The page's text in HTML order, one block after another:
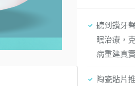
聽到鑽牙
眠治療，
病重建真
陶瓷貼片